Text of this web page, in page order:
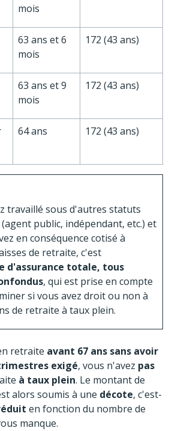
mois
63 ans et 6
mois
172 (43 ans)
63 ans et 9
mois
172 (43 ans)
64 ans 172 (43 ans)
travaillé sous d'autres statuts
public, indépendant, etc.) et
en conséquence cotisé à
de retraite, c'est
d'assurance totale, tous
, qui est prise en compte
si vous avez droit ou non à
de retraite à taux plein.
retraite avant 67 ans sans avoir
exigé, vous n'avez pas
à taux plein. Le montant de
alors soumis à une décote, c'est-
en fonction du nombre de
manque.